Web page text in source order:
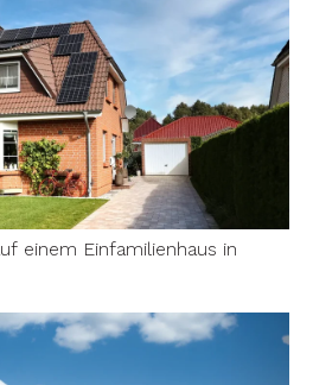
einem Einfamilienhaus in